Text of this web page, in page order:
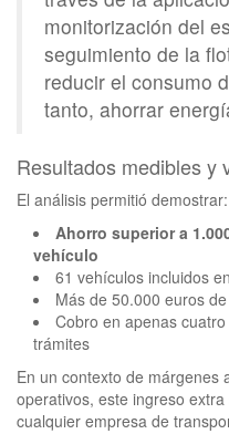
monitorización del
seguimiento de la
reducir el consumo
tanto, ahorrar
Resultados medibles y
El análisis permitió demostrar:
Ahorro superior a
vehículo
61 vehículos incluidos
Más de 50.000 euros
Cobro en apenas
trámites
En un contexto de márgenes
operativos, este ingreso
cualquier empresa de